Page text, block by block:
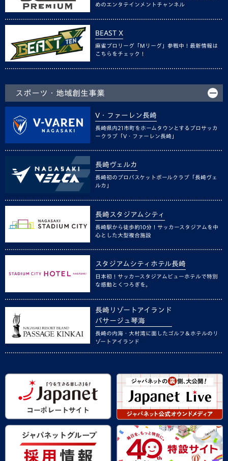
めのエンタテインメントチャンネル
BEAST X
麻雀プロリーグ「Mリーグ」参戦中！最新情報は
こちらをチェック！
スポーツ・地域創生事業
V・ファーレン長崎
長崎県内21市町をホームタウンとするプロサッカ
ークラブ「V・ファーレン長崎」
長崎ヴェルカ
長崎初のプロバスケットボールクラブ「長崎ヴェ
ルカ」
長崎スタジアムシティ
長崎駅から徒歩約10分！サッカースタジアムを中
心とした大型複合施設
スタジアムシティホテル長崎
日本初！サッカースタジアムビューホテルで特別
な感動とくつろぎを。
長崎リゾートアイランド
パサージュ琴海
長崎の内海・大村湾に面したゴルフ＆ホテルのリ
ゾートアイランド